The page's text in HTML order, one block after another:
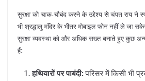
​सुरक्षा को चाक-चौबंद करने के उद्देश्य से चंपत राय ने
भी श्रद्धालु मंदिर के भीतर मोबाइल फोन नहीं ले जा
सुरक्षा व्यवस्था को और अधिक सख्त बनाते हुए कुछ
हैं:
हथियारों पर पाबंदी:परिसर में किसी भी